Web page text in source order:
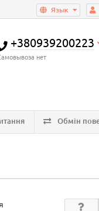
Язык
+380939200223
нет
Обмін